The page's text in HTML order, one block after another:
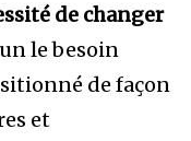
de changer
le besoin
de façon
et